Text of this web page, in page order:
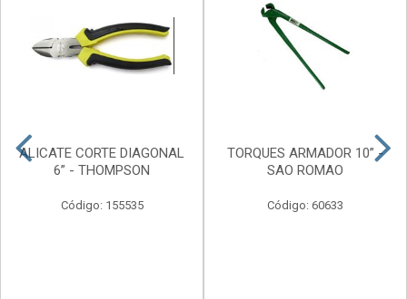
ALICATE CORTE DIAGONAL
6” - THOMPSON
Código: 155535
TORQUES ARMADOR 10” -
SAO ROMAO
Código: 60633